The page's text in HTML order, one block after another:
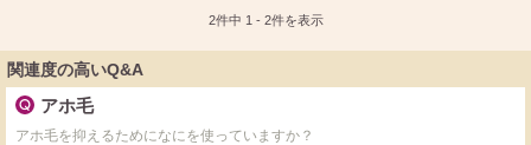
2件中 1 - 2件を表示
関連度の高いQ&A
アホ毛
アホ毛を抑えるためになにを使っていますか？